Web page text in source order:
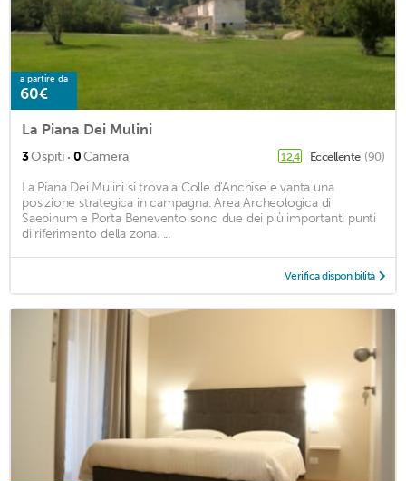
a partire da
60€
La Piana Dei Mulini
3Ospiti · 0Camera 12,4 Eccellente (90)
La Piana Dei Mulini si trova a Colle d'Anchise e vanta una
posizione strategica in campagna. Area Archeologica di
Saepinum e Porta Benevento sono due dei più importanti punti
di riferimento della zona. ...
Verifica disponibilità